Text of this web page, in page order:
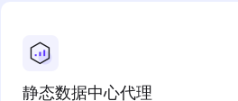
静态数据中心代理